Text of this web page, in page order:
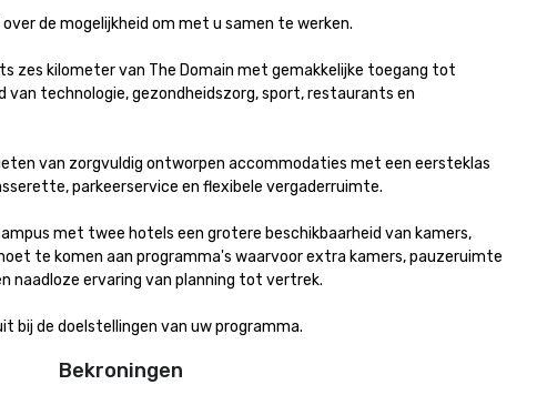
de mogelijkheid om met u samen te werken.
zes kilometer van The Domain met gemakkelijke toegang tot
technologie, gezondheidszorg, sport, restaurants en
van zorgvuldig ontworpen accommodaties met een eersteklas
parkeerservice en flexibele vergaderruimte.
met twee hotels een grotere beschikbaarheid van kamers,
te komen aan programma's waarvoor extra kamers, pauzeruimte
naadloze ervaring van planning tot vertrek.
bij de doelstellingen van uw programma.
Bekroningen